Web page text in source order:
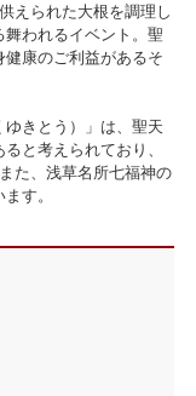
えられた大根を調理し
われるイベント。聖
康のご利益があるそ
きとう）」は、聖天
と考えられており、
た、浅草名所七福神の
す。